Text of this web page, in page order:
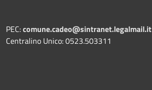
PEC:comune.cadeo@sintranet.legalmail.it
Centralino Unico: 0523.503311